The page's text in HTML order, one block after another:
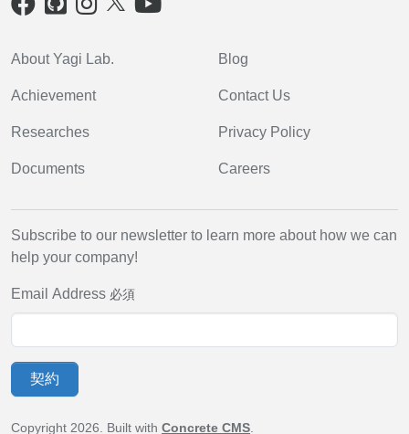
About Yagi Lab.
Achievement
Researches
Documents
Blog
Contact Us
Privacy Policy
Careers
Subscribe to our newsletter to learn more about how we can
help your company!
Email Address 必須
契約
Copyright 2026. Built with Concrete CMS